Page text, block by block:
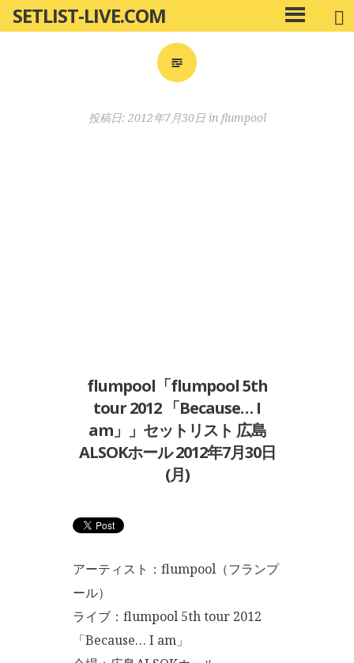
ン
SETLIST-LIVE.COM
メ
イ
投稿日: 2012年7月30日in flumpool
flumpool「flumpool 5th
tour 2012 「Because… I
am」」セットリスト 広島
ALSOKホール 2012年7月30日
(月)
アーティスト：flumpool（フランプ
ール）
ライブ：flumpool 5th tour 2012
「Because… I am」